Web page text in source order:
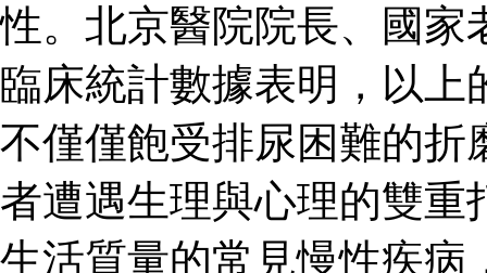
性。北京醫院院長、國家
臨床統計數據表明，以上
不僅僅飽受排尿困難的折
者遭遇生理與心理的雙重
生活質量的常見慢性疾病